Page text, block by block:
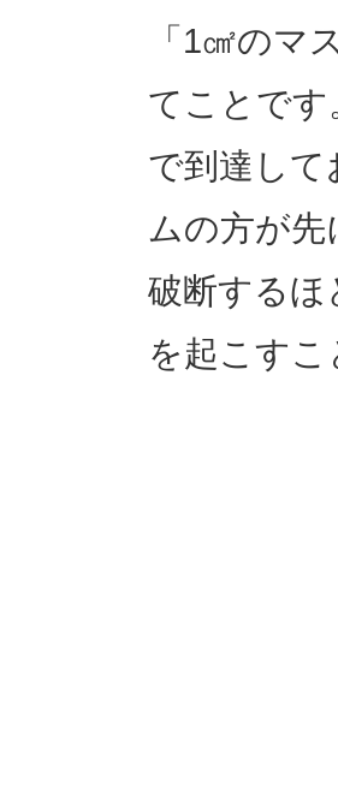
「1㎠のマ
てことです
で到達して
ムの方が
破断するほ
を起こす